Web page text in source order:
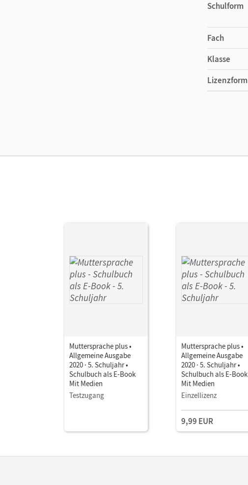
Schulform
Fach
Klasse
Lizenzform
Muttersprache plus •
Allgemeine Ausgabe
2020 · 5. Schuljahr •
Schulbuch als E-Book
Mit Medien
Testzugang
Muttersprache plus •
Allgemeine Ausgabe
2020 · 5. Schuljahr •
Schulbuch als E-Book
Mit Medien
Einzellizenz
9,99 EUR